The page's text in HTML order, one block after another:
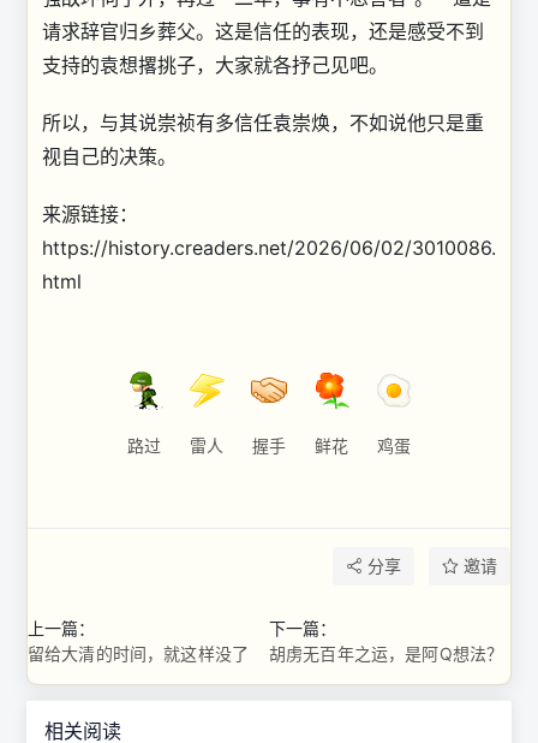
请求辞官归乡葬父。这是信任的表现，还是感受不到
支持的袁想撂挑子，大家就各抒己见吧。
所以，与其说崇祯有多信任袁崇焕，不如说他只是重
视自己的决策。
来源链接：
https://history.creaders.net/2026/06/02/3010086.
html
路过 雷人 握手 鲜花 鸡蛋
分享 邀请
上一篇：
留给大清的时间，就这样没了
下一篇：
胡虏无百年之运，是阿Q想法？
相关阅读